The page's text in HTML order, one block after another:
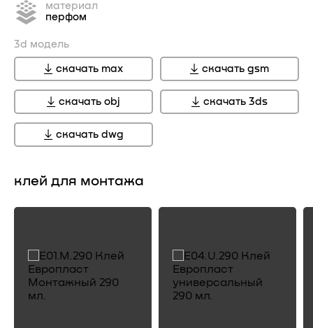
материал
перфом
3d модель
скачать max скачать gsm
скачать obj скачать 3ds
скачать dwg
клей для монтажа